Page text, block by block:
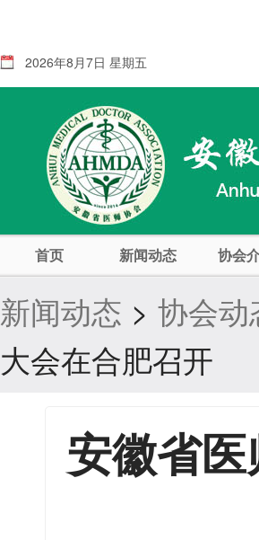
2026年8月7日 星期五
首页 新闻动态 协会
新闻动态 > 协会动
大会在合肥召开
安徽省